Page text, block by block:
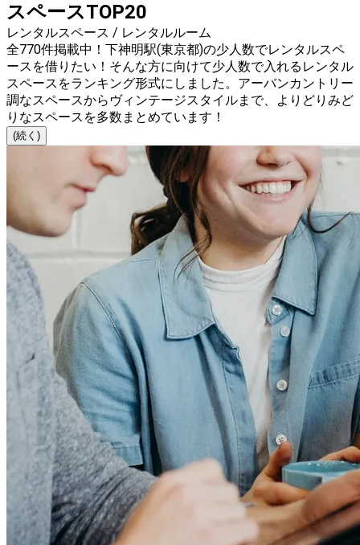
スペースTOP20
レンタルスペース / レンタルルーム
全770件掲載中！下神明駅(東京都)の少人数でレンタルスペ
ースを借りたい！そんな方に向けて少人数で入れるレンタル
スペースをランキング形式にしました。アーバンカントリー
調なスペースからヴィンテージスタイルまで、よりどりみど
りなスペースを多数まとめています！
(続く)